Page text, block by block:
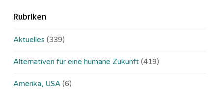
Rubriken
Aktuelles (339)
Alternativen für eine humane Zukunft (419)
Amerika, USA (6)